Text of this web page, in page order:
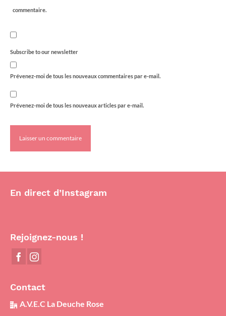
commentaire.
Subscribe to our newsletter
Prévenez-moi de tous les nouveaux commentaires par e-mail.
Prévenez-moi de tous les nouveaux articles par e-mail.
En direct d’Instagram
Rejoignez-nous !
Contact
A.V.E.C La Deuche Rose